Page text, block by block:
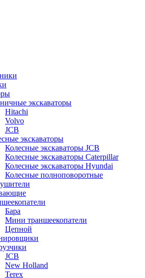
экскаваторы
Hitachi
Volvo
JCB
экскаваторы
Колесные экскаваторы JCB
Колесные экскаваторы Caterpillar
Колесные экскаваторы Hyundai
Колесные полноповоротные
Бара
Мини траншеекопатели
Цепной
JCB
New Holland
Terex